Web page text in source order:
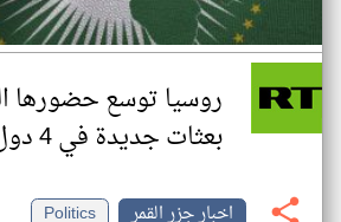
روسيا توسع حضورها
بعثات جديدة في 4 دول أفريقية
اخبار جزر القمر
Politics